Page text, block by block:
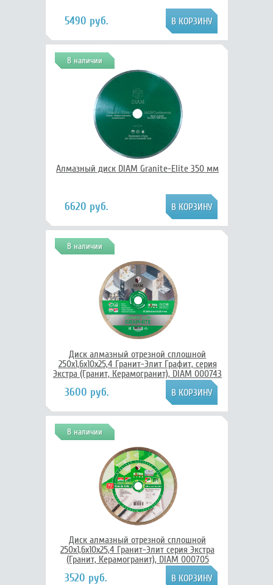
5490 руб.
В наличии
Алмазный диск DIAM Granite-Elite 350 мм
6620 руб.
В наличии
Диск алмазный отрезной сплошной
250x1,6x10x25,4 Гранит-Элит Графит, серия
Экстра (Гранит, Керамогранит), DIAM 000743
3600 руб.
В наличии
Диск алмазный отрезной сплошной
250x1,6x10x25,4 Гранит-Элит серия Экстра
(Гранит, Керамогранит), DIAM 000705
3520 руб.